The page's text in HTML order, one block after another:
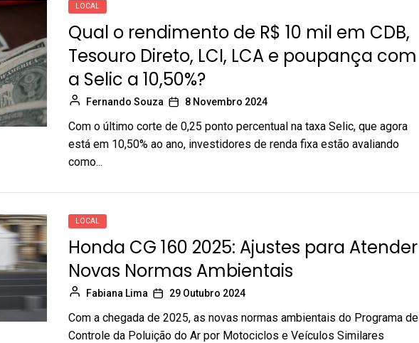
LOCAL
Qual o rendimento de R$ 10 mil em CDB,
Tesouro Direto, LCI, LCA e poupança com
a Selic a 10,50%?
Fernando Souza 8 Novembro 2024
Com o último corte de 0,25 ponto percentual na taxa Selic, que agora
está em 10,50% ao ano, investidores de renda fixa estão avaliando
como...
LOCAL
Honda CG 160 2025: Ajustes para Atender
Novas Normas Ambientais
Fabiana Lima 29 Outubro 2024
Com a chegada de 2025, as novas normas ambientais do Programa de
Controle da Poluição do Ar por Motociclos e Veículos Similares